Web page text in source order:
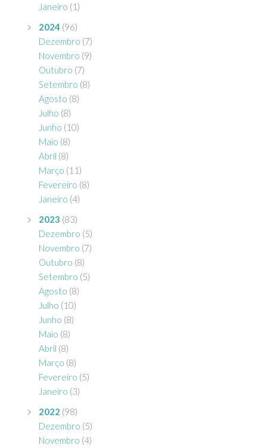
Janeiro (1)
2024 (96)
Dezembro (7)
Novembro (9)
Outubro (7)
Setembro (8)
Agosto (8)
Julho (8)
Junho (10)
Maio (8)
Abril (8)
Março (11)
Fevereiro (8)
Janeiro (4)
2023 (83)
Dezembro (5)
Novembro (7)
Outubro (8)
Setembro (5)
Agosto (8)
Julho (10)
Junho (8)
Maio (8)
Abril (8)
Março (8)
Fevereiro (5)
Janeiro (3)
2022 (98)
Dezembro (5)
Novembro (4)